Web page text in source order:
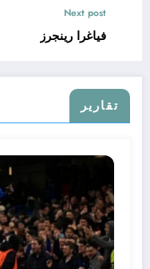
Next post
فياغرا رينجرز
تقارير